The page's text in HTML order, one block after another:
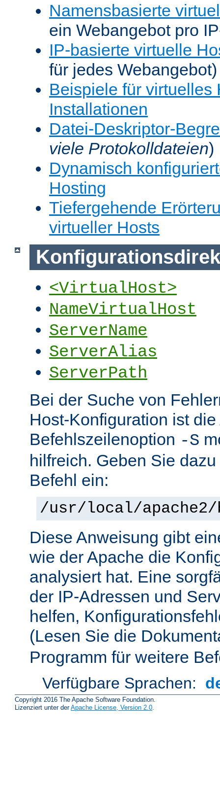
Namensbasierte
ein Webangebot pro
IP-basierte virtuelle
für jedes Webangebot)
Beispiele für virtuelles
Installationen
Datei-Deskriptor-
viele Protokolldateien)
Dynamisch
Hosting
Tiefergehende
virtueller Hosts
<VirtualHost>
NameVirtualHost
ServerName
ServerAlias
ServerPath
Bei der Suche von
Host-Konfiguration ist
Befehlszeilenoption -S
hilfreich. Geben Sie
Befehl ein:
/usr/local/
Diese Anweisung gibt
wie der Apache die
analysiert hat. Eine
der IP-Adressen und
helfen,
(Lesen Sie die
Programm für weitere
Verfügbare Sprachen:
Copyright 2016 The Apache Software Foundation.
Lizenziert unter derApache License, Version 2.0.